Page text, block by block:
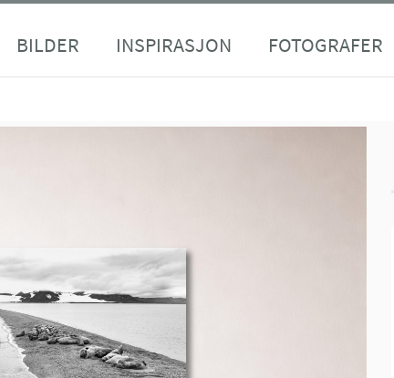
BILDER INSPIRASJON FOTOGRAFER